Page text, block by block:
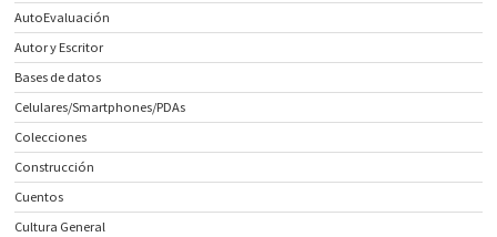
AutoEvaluación
Autor y Escritor
Bases de datos
Celulares/Smartphones/PDAs
Colecciones
Construcción
Cuentos
Cultura General